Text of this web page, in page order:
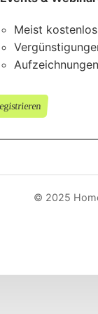
Meist
© 2025